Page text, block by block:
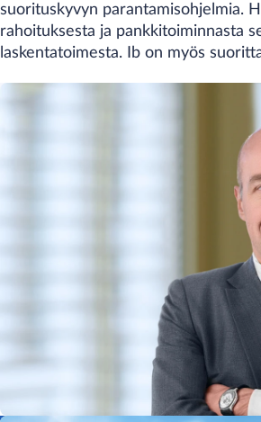
suorituskyvyn parantamisohjelmia.
rahoituksesta ja pankkitoiminnasta
laskentatoimesta. Ib on myös